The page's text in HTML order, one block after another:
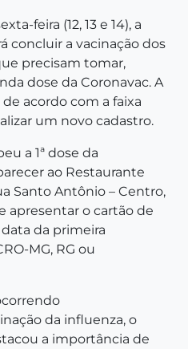
feira (12, 13 e 14), a
concluir a vacinação dos
precisam tomar,
dose da Coronavac. A
acordo com a faixa
um novo cadastro.
a 1ª dose da
ao Restaurante
Santo Antônio – Centro,
apresentar o cartão de
da primeira
MG, RG ou
da influenza, o
a importância de